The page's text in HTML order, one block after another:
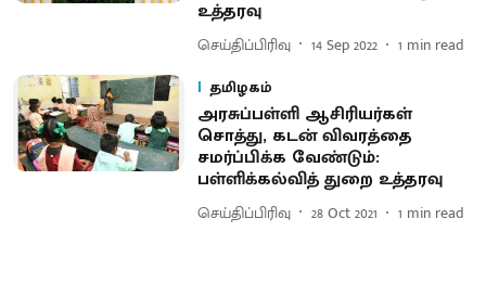
உத்தரவு
செய்திப்பிரிவு 14 Sep 2022 1 min read
தமிழகம்
அரசுப்பள்ளி ஆசிரியர்கள்
சொத்து, கடன் விவரத்தை
சமர்ப்பிக்க வேண்டும்:
பள்ளிக்கல்வித் துறை உத்தரவு
செய்திப்பிரிவு 28 Oct 2021 1 min read